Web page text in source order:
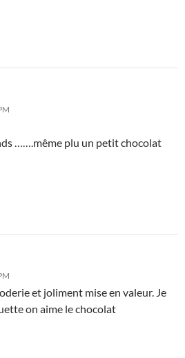
…….même plu un petit chocolat
et joliment mise en valeur. Je
on aime le chocolat